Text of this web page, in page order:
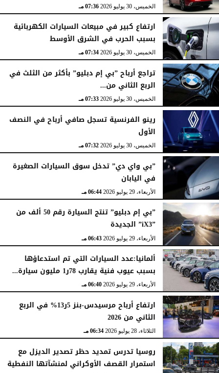
الخميس، 30 يوليو 2026 07:36 مـ
ارتفاع كبير في مبيعات السيارات الكهربائية
بسبب الحرب في الشرق الأوسط
الخميس، 30 يوليو 2026 07:34 مـ
تراجع أرباح ”بي إم دبليو” بأكثر من الثلث في
الربع الثاني من...
الخميس، 30 يوليو 2026 07:33 مـ
رينو الفرنسية تسجل صافي أرباح في النصف
الأول
الخميس، 30 يوليو 2026 07:32 مـ
”بي واي دي” تدخل سوق السيارات الصغيرة
في اليابان
الأربعاء، 29 يوليو 2026 06:44 مـ
”بي إم دبليو” تنتج السيارة رقم 50 ألف من
”iX3” الجديدة
الأربعاء، 29 يوليو 2026 06:43 مـ
ألمانيا:عدد السيارات التي تم استدعاؤها
بسبب عيوب فنية يقارب 78ر1 مليون سيارة...
الأربعاء، 29 يوليو 2026 06:40 مـ
ارتفاع أرباح مرسيدس-بنز 5ر13% في الربع
الثاني من 2026
الثلاثاء، 28 يوليو 2026 06:34 مـ
روسيا تدرس تمديد حظر تصدير الديزل مع
استمرار القصف الأوكراني لمنشآتها النفطية